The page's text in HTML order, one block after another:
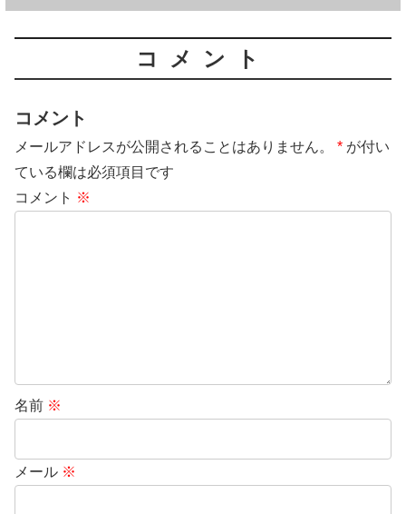
コメント
コメント
メールアドレスが公開されることはありません。 * が付い
ている欄は必須項目です
コメント ※
名前 ※
メール ※